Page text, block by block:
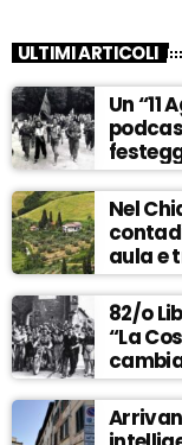
ULTIMI ARTICOLI
Un
Nel
aula e
82/o
“La